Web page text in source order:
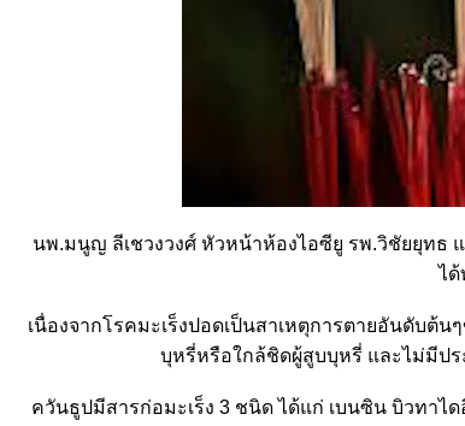
นพ.มนูญ ลีเชวงวงศ์ หัวหน้าห้องไอซียู รพ.วิชัยยุท
ได้
เนื่องจากโรคมะเร็งปอดเป็นสาเหตุการตายอันดับต้
บุหรี่หรือใกล้ชิดผู้สูบบุหรี่ และไม่มีป
ควันธูปมีสารก่อมะเร็ง 3 ชนิด ได้แก่ เบนซิน บิวทาไ